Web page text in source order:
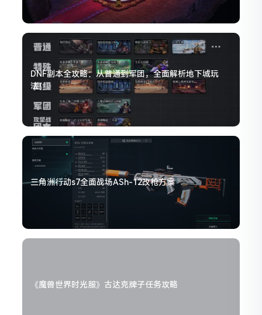
DNF副本全攻略：从普通到军团，全面解析地下城玩
法！
三角洲行动s7全面战场ASh-12改枪方案
《魔兽世界时光服》古达克牌子任务攻略